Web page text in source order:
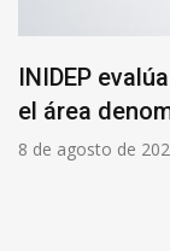
INIDEP
el área
8 de agosto de